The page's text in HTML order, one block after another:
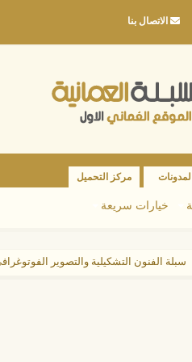
الاتصال بنا
خيارات سريعة
مركز التحميل
سبلة الفنون التشكيلية والتصوير